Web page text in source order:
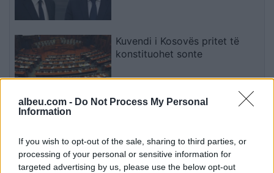
albeu.com - Do Not Process My Personal
Information
If you wish to opt-out of the sale, sharing to third parties, or
processing of your personal or sensitive information for
targeted advertising by us, please use the below opt-out
Kuvendi i Kosovës pritet të
konstituohet sonte
Lindore, Sllovakia arrin 42
gradë dhe Polonia përballet me
probleme energjetike